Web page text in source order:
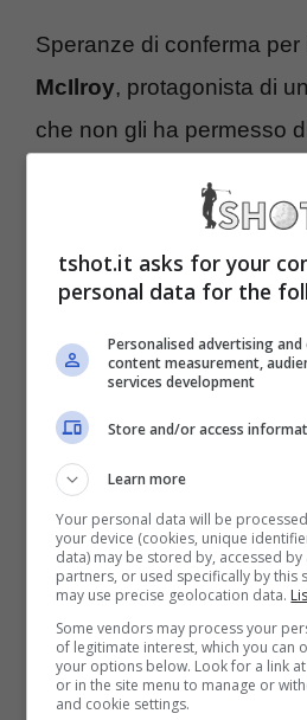
Speranze di conferma per
McIlroy, protagonista di
che non gli ha permesso
si trova in T6 a -8,
Tony Finau, Sam Burns e
ha bisogno di tutt’altro
per provare a rimontare,
inevitabilmente
risultati di chi lo precede.
Golf, Truist
duello in vetta,
orari
La situazione di classifica
tshot.it asks for your
personal data for the
Personalised advertising
content measurement,
services development
Store and/or access
Learn more
Your personal data will be
your device (cookies, unique
data) may be stored by, accessed
partners, or used specifically by this
may use precise geolocation data.
Some vendors may process your
of legitimate interest, which you can
your options below. Look for a link
or in the site menu to manage or
and cookie settings.